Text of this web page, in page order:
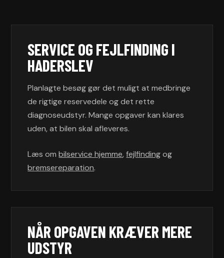
SERVICE OG FEJLFINDING I
HADERSLEV
Planlagte besøg gør det muligt at medbringe
de rigtige reservedele og det rette
diagnoseudstyr. Mange opgaver kan klares
uden, at bilen skal afleveres.
Læs ombilservice hjemme,fejlfindingog
bremsereparation.
NÅR OPGAVEN KRÆVER MERE
UDSTYR